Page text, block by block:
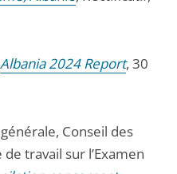
Albania 2024 Report, 30
Conseil des
travail sur l’Examen